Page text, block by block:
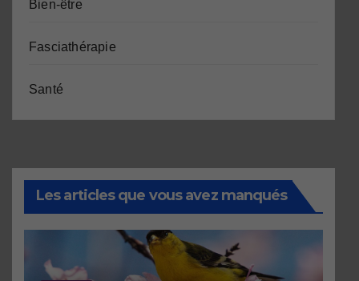
Bien-être
Fasciathérapie
Santé
Les articles que vous avez manqués